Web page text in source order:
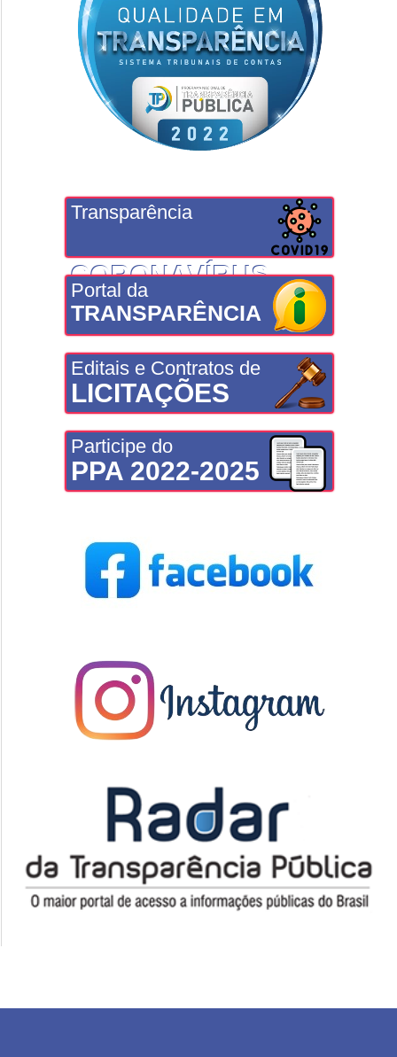
Transparência
CORONAVÍRUS
Portal da
TRANSPARÊNCIA
Editais e Contratos de
LICITAÇÕES
Participe do
PPA 2022-2025